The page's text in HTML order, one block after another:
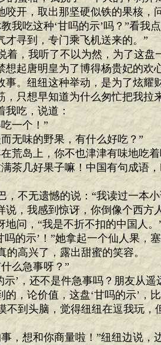
咬开，取出那坚硬似铁的果核，
吃这种‘甘吗的示’吗？”看我
才寻到，专门乘飞机送来的。”
，我听了不以为然，为了这盘
想起唐明皇为了博得杨贵妃的欢
事。纽纽这种举动，是为了炫耀
，只想早知道为什么匆忙把我拉
我吃，说道：
一个！”
无味的野果，有什么好吃？”
荒岛上，你不也津津有味地吃着
几好果子嘛！中国有句成语，
不无遗憾的说：“我读过一本
说，我感到惊讶，你倒像个西方
问，“我是不折不扣的中国人。
的示’！”她拿起一个仙人果，
高兴了，露出甜蜜的笑容。
么急事呀？”
’，还不是件急事吗？朋友从遥
的，论价值，这盘‘甘吗的示’，
到头脑，觉得纽纽在逗我玩，
想和你商量啦！”纽纽边说，